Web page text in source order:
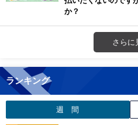
か？
さらに
ランキング
週 間